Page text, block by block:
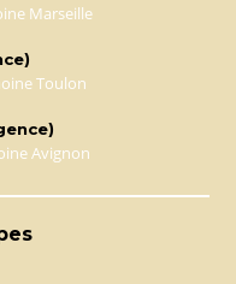
Marseille
Toulon
Avignon